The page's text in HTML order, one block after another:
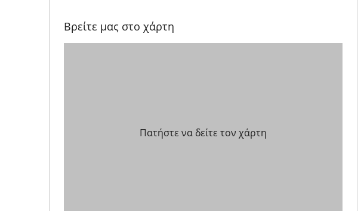
Βρείτε μας στο χάρτη
Πατήστε να δείτε τον χάρτη